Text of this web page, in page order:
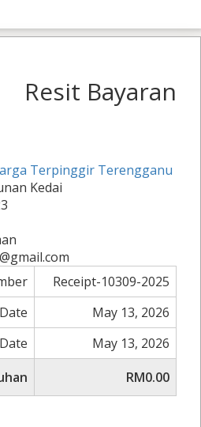
Resit Bayaran
Terpinggir Terengganu
Kedai
Receipt-10309-2025
May 13, 2026
May 13, 2026
RM0.00